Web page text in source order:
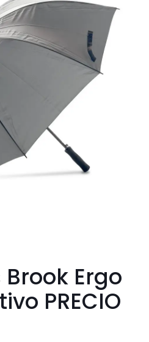
Ergo
PRECIO